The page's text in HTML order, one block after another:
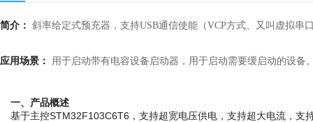
简介： 斜率给定式预充器，支持USB通信使能（VCP方式、又叫虚拟
应用场景： 用于启动带有电容设备启动器，用于启动需要缓启动的设备
一、产品概述
基于主控STM32F103C6T6，支持超宽电压供电，支持超大电流，支